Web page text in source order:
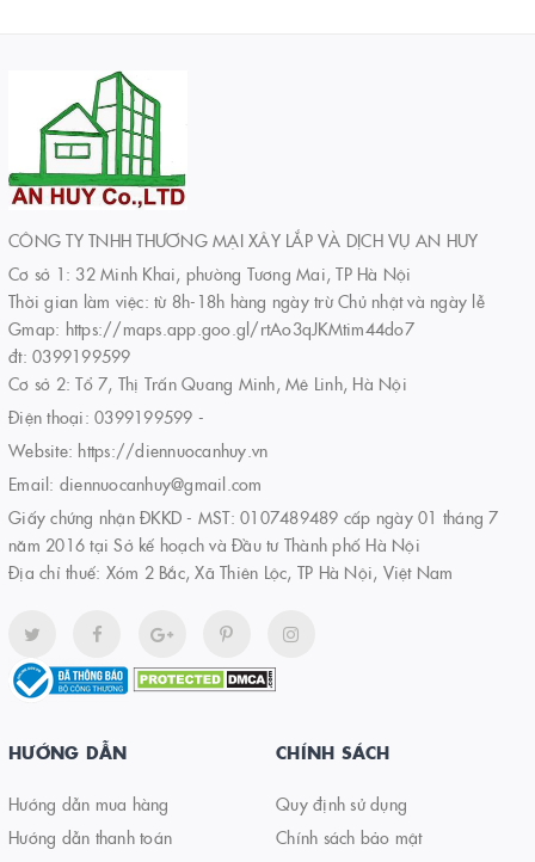
CÔNG TY TNHH THƯƠNG MẠI XÂY LẮP VÀ DỊCH VỤ AN HUY
Cơ sở 1: 32 Minh Khai, phường Tương Mai, TP Hà Nội
Thời gian làm việc: từ 8h-18h hàng ngày trừ Chủ nhật và ngày lễ
Gmap: https://maps.app.goo.gl/rtAo3qJKMtim44do7
đt: 0399199599
Cơ sở 2: Tổ 7, Thị Trấn Quang Minh, Mê Linh, Hà Nội
Điện thoại: 0399199599 -
Website: https://diennuocanhuy.vn
Email: diennuocanhuy@gmail.com
Giấy chứng nhận ĐKKD - MST: 0107489489 cấp ngày 01 tháng 7
năm 2016 tại Sở kế hoạch và Đầu tư Thành phố Hà Nội
Địa chỉ thuế: Xóm 2 Bắc, Xã Thiên Lộc, TP Hà Nội, Việt Nam
HƯỚNG DẪN
Hướng dẫn mua hàng
Hướng dẫn thanh toán
CHÍNH SÁCH
Quy định sử dụng
Chính sách bảo mật